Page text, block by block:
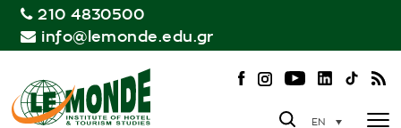
210 4830500
info@lemonde.edu.gr
EN